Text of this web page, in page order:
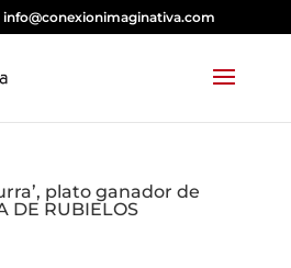
info@conexionimaginativa.com
plato ganador de
DE RUBIELOS